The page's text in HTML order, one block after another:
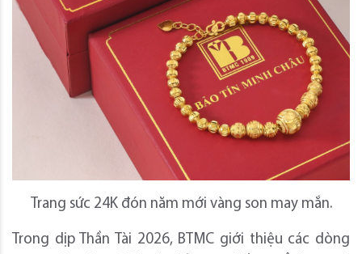
Trang sức 24K đón năm mới vàng son may mắn.
Trong dịp Thần Tài 2026, BTMC giới thiệu các dòng